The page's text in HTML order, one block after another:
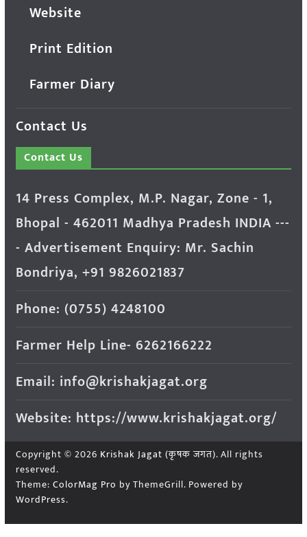
Website
Print Edition
Farmer Diary
Contact Us
Contact Us
14 Press Complex, M.P. Nagar, Zone - 1,
Bhopal - 462011 Madhya Pradesh INDIA ---
- Advertisement Enquiry: Mr. Sachin
Bondriya, +91 9826021837
Phone: (0755) 4248100
Farmer Help Line- 6262166222
Email: info@krishakjagat.org
Website: https://www.krishakjagat.org/
Copyright © 2026 Krishak Jagat (कृषक जगत). All rights
reserved.
Theme: ColorMag Pro by ThemeGrill. Powered by
WordPress.